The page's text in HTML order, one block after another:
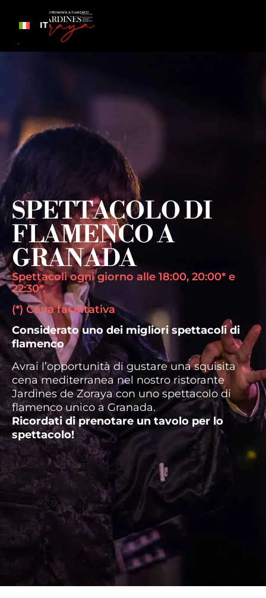
IT
SPETTACOLO DI
FLAMENCO A
GRANADA
Spettacoli ogni giorno alle 18:00, 20:00* e
22:30*.
(*) Cena facoltativa
Considerato uno dei migliori spettacoli di
flamenco
Avrai l’opportunità di gustare una squisita
cena mediterranea nel nostro ristorante
Jardines de Zoraya con uno spettacolo di
flamenco unico a Granada.
Ricordati di prenotare un tavolo per lo
spettacolo!